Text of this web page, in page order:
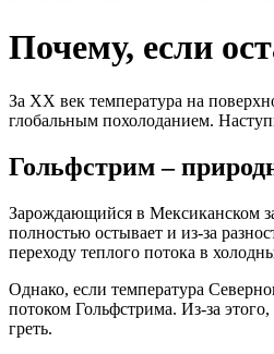
Почему, если
За ХХ век температура на
глобальным похолоданием.
Гольфстрим –
Зарождающийся в Мексиканском
полностью остывает и из-за
переходу теплого потока в
Однако, если температура
потоком Гольфстрима. Из-за
греть.